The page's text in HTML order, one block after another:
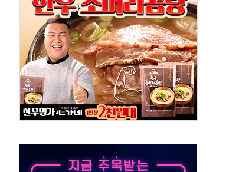
만든 건 이 정권…신생아 특례 대출까지 줄여"
할 수 없다" 반박
정쟁 소재 삼아…청년 삶 가로막는 걸림돌"
2명…올해 하루 환자 최다
상
…인명피해 없어
는다...중기부, 장관 표창 후보자 모집
피싱 기승…금감원 소비자경보